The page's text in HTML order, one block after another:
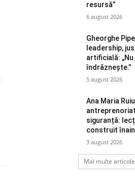
resursă”
6 august 2026
Gheorghe
leadership,
artificială:
îndrăznește.”
5 august 2026
Ana Maria
siguranță:
construit
3 august 2026
Mai multe articole